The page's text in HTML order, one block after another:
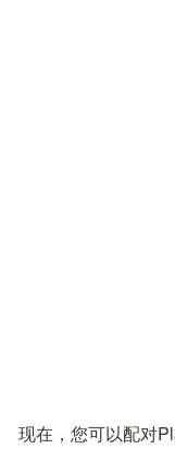
现在，您可以配对